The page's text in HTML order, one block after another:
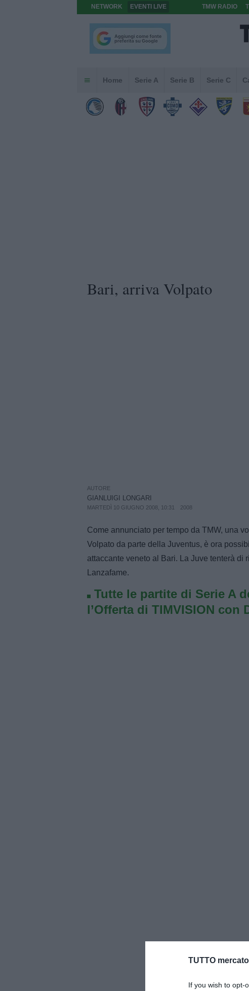
TUTTO
If you wish to opt-
NETWORK EVENTI LIVE TMW RADIO
Home Serie A Serie B Serie C
Bari, arriva Volpato
AUTORE
GIANLUIGI LONGARI
MARTEDÌ 10 GIUGNO 2008, 10:31 2008
Come annunciato per tempo da TMW, una
Volpato da parte della Juventus, è ora
attaccante veneto al Bari. La Juve tenterà di
Lanzafame.
Tutte le partite di Serie A
l’Offerta di TIMVISION con